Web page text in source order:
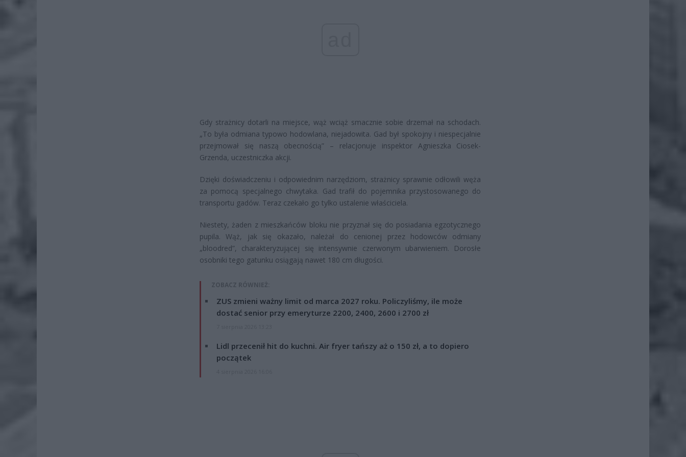
Gdy strażnicy dotarli na miejsce, wąż wciąż smacznie sobie drzemał na schodach.
„To była odmiana typowo hodowlana, niejadowita. Gad był spokojny i niespecjalnie
przejmował się naszą obecnością” – relacjonuje inspektor Agnieszka Ciosek-
Grzenda, uczestniczka akcji.
Dzięki doświadczeniu i odpowiednim narzędziom, strażnicy sprawnie odłowili węża
za pomocą specjalnego chwytaka. Gad trafił do pojemnika przystosowanego do
transportu gadów. Teraz czekało go tylko ustalenie właściciela.
Niestety, żaden z mieszkańców bloku nie przyznał się do posiadania egzotycznego
pupila. Wąż, jak się okazało, należał do cenionej przez hodowców odmiany
„bloodred”, charakteryzującej się intensywnie czerwonym ubarwieniem. Dorosłe
osobniki tego gatunku osiągają nawet 180 cm długości.
ZOBACZ RÓWNIEŻ:
ZUS zmieni ważny limit od marca 2027 roku. Policzyliśmy, ile może
dostać senior przy emeryturze 2200, 2400, 2600 i 2700 zł
Lidl przecenił hit do kuchni. Air fryer tańszy aż o 150 zł, a to dopiero
początek